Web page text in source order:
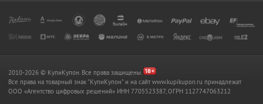
2010-2026 © КупиКупон. Все права защищены.
Все права на товарный знак "КупиКупон" и на сайт www.kupikupon.ru принадлежат
OOO «Агентство цифровых решений» ИНН 7705523387, ОГРН 1127747063212